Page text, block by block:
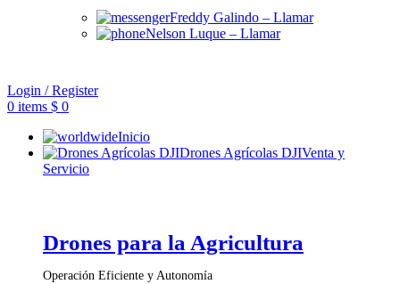
Freddy Galindo – Llamar
Nelson Luque – Llamar
Login / Register
0 items $ 0
Inicio
Drones Agrícolas DJIVenta y
Servicio
Drones para la Agricultura
Operación Eficiente y Autonomía